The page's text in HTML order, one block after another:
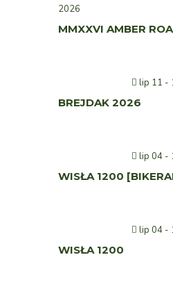
2026
MMXXVI AMBER
lip 11 -
BREJDAK 2026
lip 04 -
WISŁA 1200
lip 04 -
WISŁA 1200